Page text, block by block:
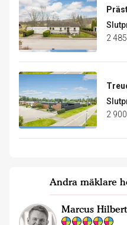
2
2
Andra mäklare
Marcus